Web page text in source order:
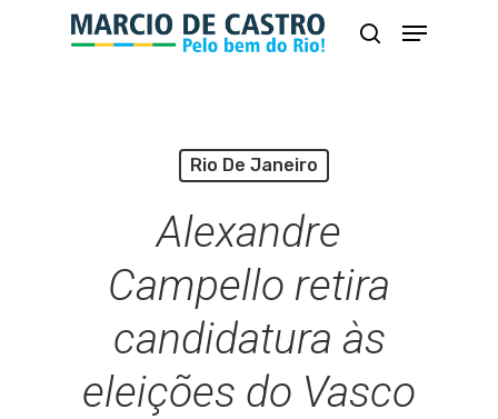
busca
Menu
Rio De Janeiro
Alexandre
Campello retira
candidatura às
eleições do Vasco